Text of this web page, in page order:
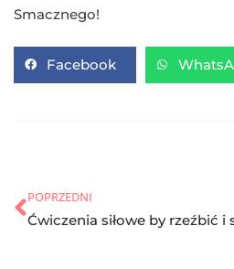
Smacznego!
Facebook
POPRZEDNI
Ćwiczenia siłowe by rzeźbić i